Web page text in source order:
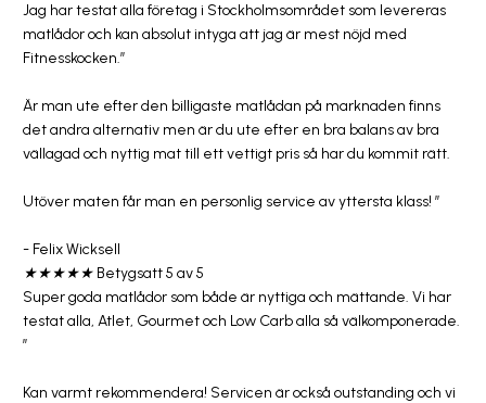
Jag har testat alla företag i Stockholmsområdet som levereras
matlådor och kan absolut intyga att jag är mest nöjd med
Fitnesskocken.”
Är man ute efter den billigaste matlådan på marknaden finns
det andra alternativ men är du ute efter en bra balans av bra
vällagad och nyttig mat till ett vettigt pris så har du kommit rätt.
Utöver maten får man en personlig service av yttersta klass! ”
- Felix Wicksell
★★★★★ Betygsatt 5 av 5
Super goda matlådor som både är nyttiga och mättande. Vi har
testat alla, Atlet, Gourmet och Low Carb alla så välkomponerade.
”
Kan varmt rekommendera! Servicen är också outstanding och vi